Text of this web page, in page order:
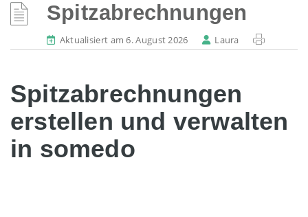
Spitzabrechnungen
Aktualisiert am 6. August 2026 Laura
Spitzabrechnungen
erstellen und verwalten
in somedo